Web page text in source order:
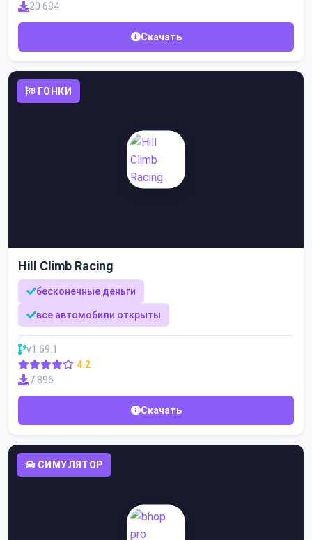
20 684
Скачать
ГОНКИ
Hill Climb Racing
бесконечные деньги
все автомобили открыты
v1.69.1
4.2
7 896
Скачать
СИМУЛЯТОР